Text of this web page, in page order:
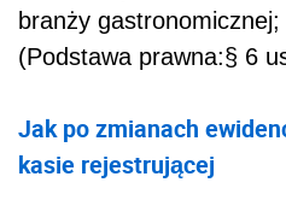
branży gastronomicznej;
(Podstawa prawna:§ 6
Jak po zmianach
kasie rejestrującej